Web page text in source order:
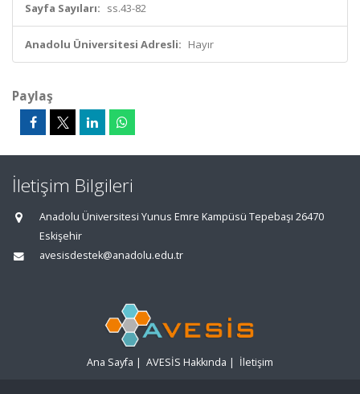
Sayfa Sayıları: ss.43-82
Anadolu Üniversitesi Adresli: Hayır
Paylaş
İletişim Bilgileri
Anadolu Üniversitesi Yunus Emre Kampüsü Tepebaşı 26470
Eskişehir
avesisdestek@anadolu.edu.tr
Ana Sayfa | AVESİS Hakkında | İletişim